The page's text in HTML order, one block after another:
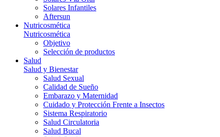
Solares Infantiles
Aftersun
Nutricosmética
Nutricosmética
Objetivo
Selección de productos
Salud
Salud y Bienestar
Salud Sexual
Calidad de Sueño
Embarazo y Maternidad
Cuidado y Protección Frente a Insectos
Sistema Respiratorio
Salud Circulatoria
Salud Bucal